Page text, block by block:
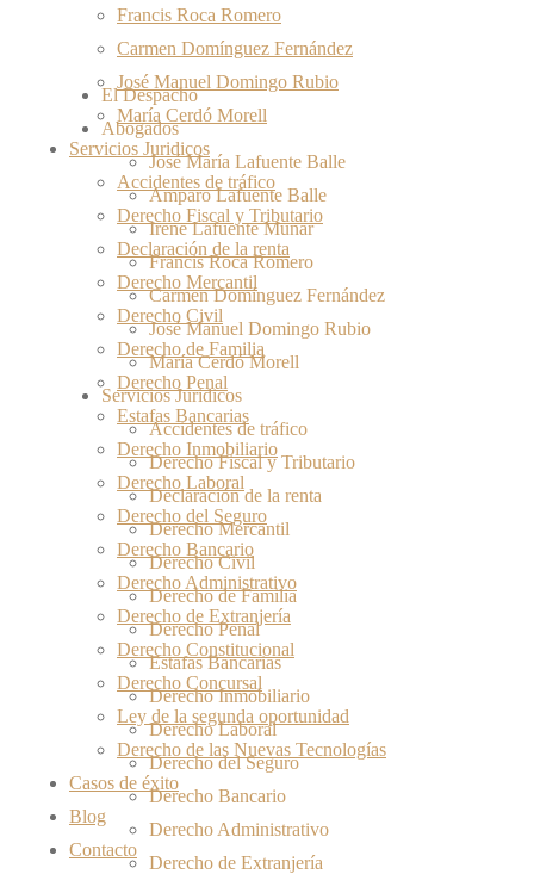
El Despacho
Abogados
José María Lafuente Balle
Amparo Lafuente Balle
Irene Lafuente Munar
Francis Roca Romero
Carmen Domínguez Fernández
José Manuel Domingo Rubio
María Cerdó Morell
Servicios Juridicos
Accidentes de tráfico
Derecho Fiscal y Tributario
Declaración de la renta
Derecho Mercantil
Derecho Civil
Derecho de Familia
Derecho Penal
Estafas Bancarias
Derecho Inmobiliario
Derecho Laboral
Derecho del Seguro
Derecho Bancario
Derecho Administrativo
Derecho de Extranjería
Francis Roca Romero
Carmen Domínguez Fernández
José Manuel Domingo Rubio
María Cerdó Morell
Servicios Juridicos
Accidentes de tráfico
Derecho Fiscal y Tributario
Declaración de la renta
Derecho Mercantil
Derecho Civil
Derecho de Familia
Derecho Penal
Estafas Bancarias
Derecho Inmobiliario
Derecho Laboral
Derecho del Seguro
Derecho Bancario
Derecho Administrativo
Derecho de Extranjería
Derecho Constitucional
Derecho Concursal
Ley de la segunda oportunidad
Derecho de las Nuevas Tecnologías
Casos de éxito
Blog
Contacto